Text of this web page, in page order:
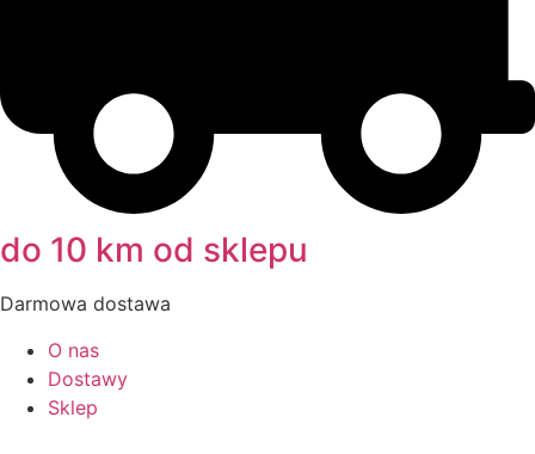
do 10 km od sklepu
Darmowa dostawa
O nas
Dostawy
Sklep